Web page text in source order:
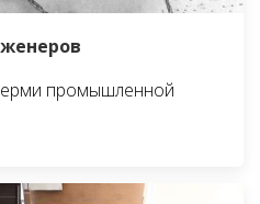
промышленной